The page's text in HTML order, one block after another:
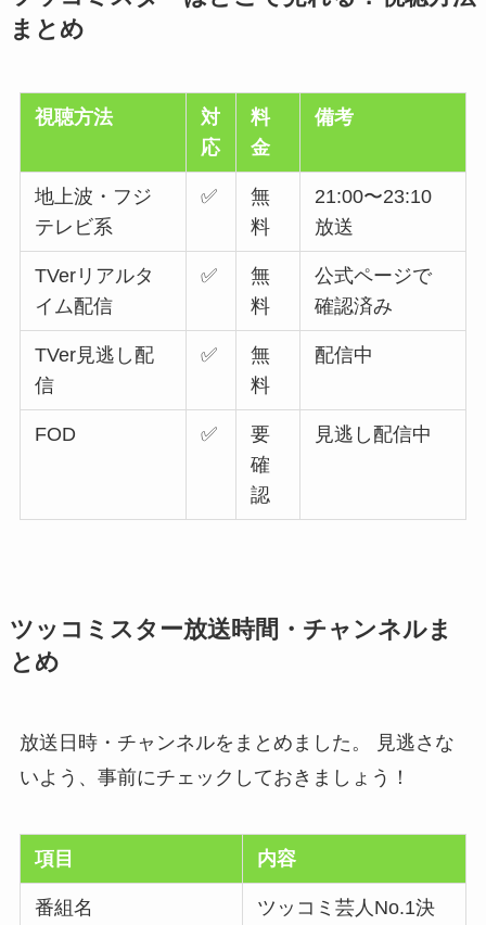
まとめ
視聴方法
対
応
料
金
備考
地上波・フジ
テレビ系
✅
無
料
21:00〜23:10
放送
TVerリアルタ
イム配信
✅
無
料
公式ページで
確認済み
TVer見逃し配
信
✅
無
料
配信中
FOD ✅
要
確
認
見逃し配信中
ツッコミスター放送時間・チャンネルま
とめ
放送日時・チャンネルをまとめました。 見逃さな
いよう、事前にチェックしておきましょう！
項目 内容
番組名
ツッコミ芸人No.1決